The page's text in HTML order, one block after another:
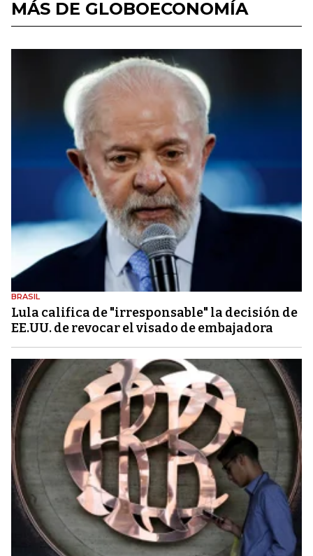
MÁS DE GLOBOECONOMÍA
BRASIL
Lula califica de "irresponsable" la decisión de
EE.UU. de revocar el visado de embajadora